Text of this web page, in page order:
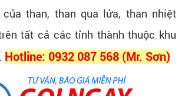
than, than qua lửa, than nhiệt
tất cả các tỉnh thành thuộc khu
Hotline: 0932 087 568 (Mr. Sơn)